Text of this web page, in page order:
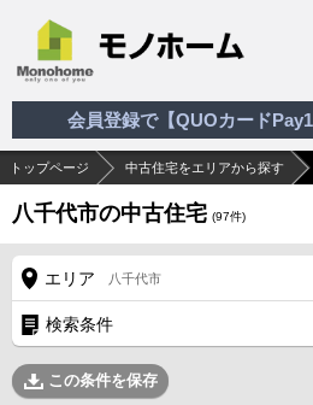
会員登録で【QUOカード
トップページ 中古住宅をエリアから探す
八千代市の中古住宅 (97件)
エリア 八千代市
検索条件
この条件を保存